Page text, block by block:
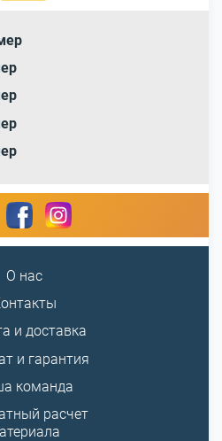
О нас
и доставка
и гарантия
команда
расчет